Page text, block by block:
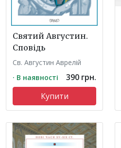
Святий Августин.
Сповідь
Св. Августин Аврелій
· В наявності
390 грн.
Купити